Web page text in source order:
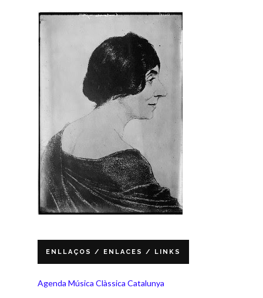
ENLLAÇOS / ENLACES / LINKS
Agenda Música Clàssica Catalunya